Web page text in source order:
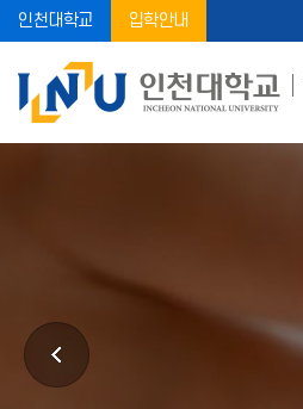
인천대학교 입학안내